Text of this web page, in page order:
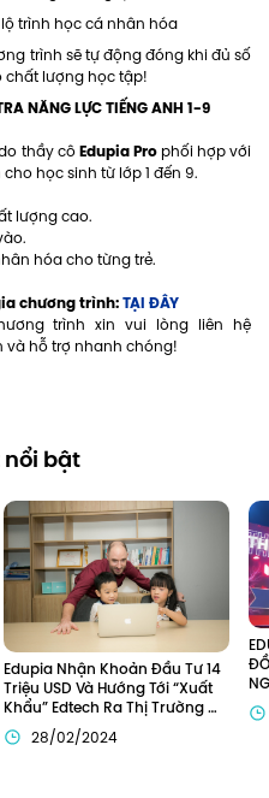
trình học cá nhân hóa
trình sẽ tự động đóng khi đủ số
chất lượng học tập!
NĂNG LỰC TIẾNG ANH 1-9
thầy côEdupia Pro phối hợp với
học sinh từ lớp 1 đến 9.
lượng cao.
hóa cho từng trẻ.
chương trình:TẠI ĐÂY
trình xin vui lòng liên hệ
và hỗ trợ nhanh chóng!
nổi bật
Edupia Nhận Khoản Đầu Tư 14
Triệu USD Và Hướng Tới “Xuất
Khẩu” Edtech Ra Thị Trường
ĐôNg Nam Á
28/02/2024